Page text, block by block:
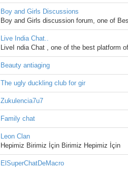
Boy and Girls Discussions
Boy and Girls discussion forum, one of
Live India Chat..
LiveI ndia Chat , one of the best platform
Beauty antiaging
The ugly duckling club for gir
Zukulencia7u7
Family chat
Leon Clan
Hepimiz Birimiz İçin Birimiz Hepimiz İçin
ElSuperChatDeMacro